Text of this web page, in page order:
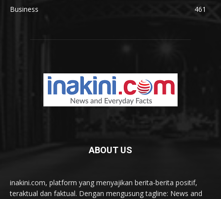
Business
461
ABOUT US
inakini.com, platform yang menyajikan berita-berita positif,
teraktual dan faktual. Dengan mengusung tagline: News and